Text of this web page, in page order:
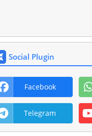
Social Plugin
Facebook
Telegram